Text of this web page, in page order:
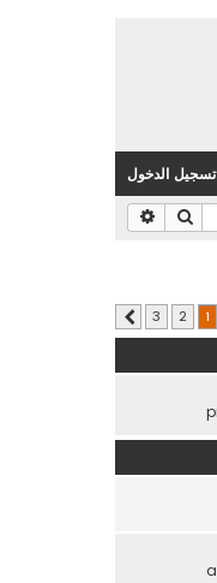
تسجيل الدخول
بحث
1
2
3 التالي